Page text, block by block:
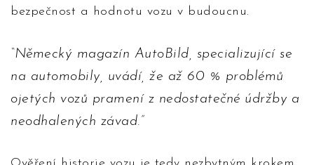
bezpečnost a hodnotu vozu v budoucnu.
Německý magazín AutoBild, specializující se
na automobily, uvádí, že až 60 % problémů
ojetých vozů pramení z nedostatečné údržby a
neodhalených závad.